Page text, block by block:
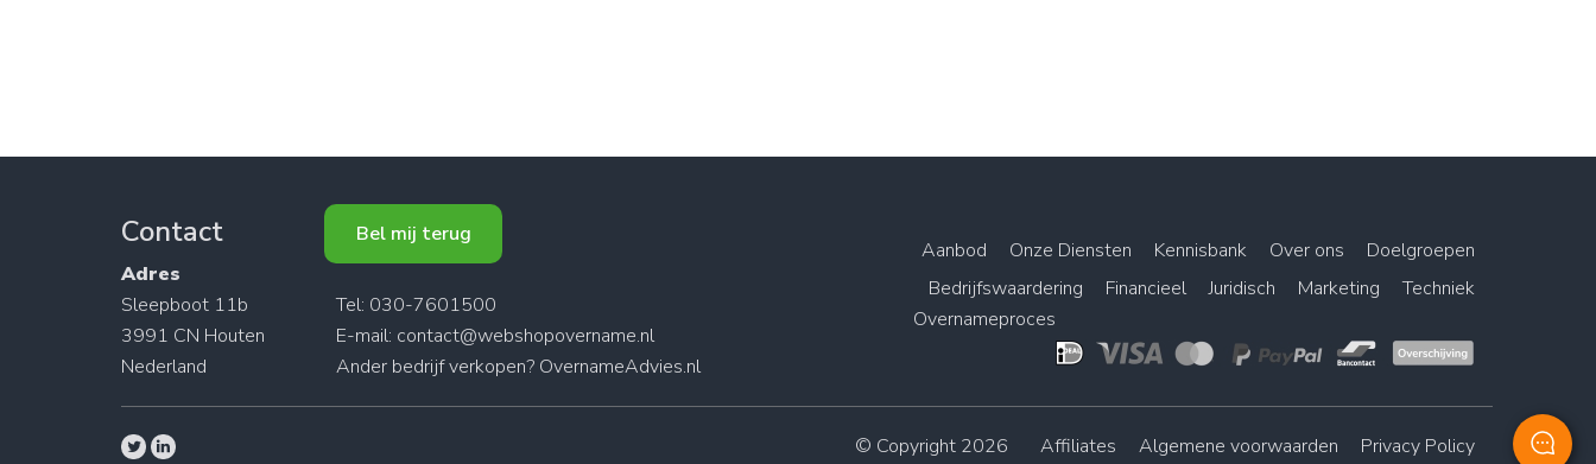
Contact
Adres
Sleepboot 11b
3991 CN Houten
Nederland
Bel mij terug
Tel: 030-7601500
E-mail: contact@webshopovername.nl
Ander bedrijf verkopen? OvernameAdvies.nl
Aanbod Onze Diensten Kennisbank Over ons
Doelgroepen
Bedrijfswaardering
Financieel Juridisch Marketing
Techniek
Overnameproces
© Copyright 2026 Affiliates Algemene voorwaarden Privacy Policy